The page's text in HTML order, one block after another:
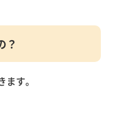
？
す。